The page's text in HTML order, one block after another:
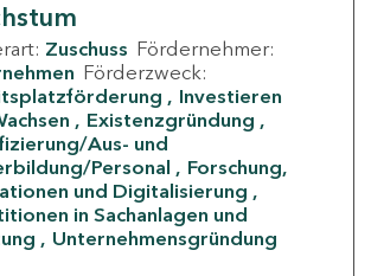
Zuschuss Fördernehmer:
Förderzweck:
Investieren
Existenzgründung
Aus- und
Personal
Forschung,
und Digitalisierung
in Sachanlagen und
Unternehmensgründung